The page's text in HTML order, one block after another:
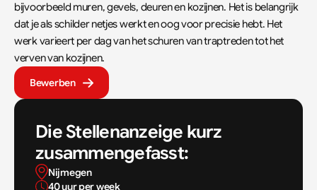
bijvoorbeeld muren, gevels, deuren en kozijnen. Het is belangrijk
dat je als schilder netjes werkt en oog voor precisie hebt. Het
werk varieert per dag van het schuren van traptreden tot het
verven van kozijnen.
Bewerben
Die Stellenanzeige kurz
zusammengefasst:
Nijmegen
40 uur per week